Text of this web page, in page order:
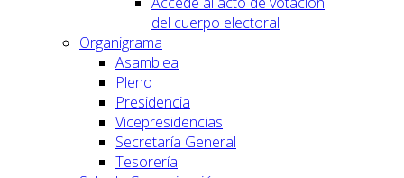
del cuerpo electoral
Organigrama
Asamblea
Pleno
Presidencia
Vicepresidencias
Secretaría General
Tesorería